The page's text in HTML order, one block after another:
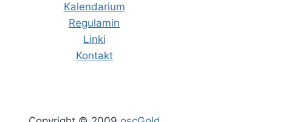
Kalendarium
Regulamin
Linki
Kontakt